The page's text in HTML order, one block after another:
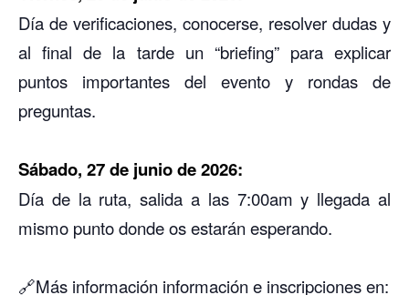
Día de verificaciones, conocerse, resolver dudas y
al final de la tarde un “briefing” para explicar
puntos importantes del evento y rondas de
preguntas.
Sábado, 27 de junio de 2026:
Día de la ruta, salida a las 7:00am y llegada al
mismo punto donde os estarán esperando.
🔗Más información información e inscripciones en: